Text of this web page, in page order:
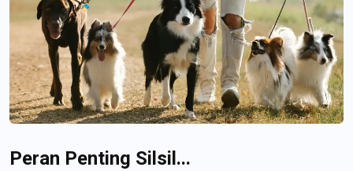
Peran Penting Silsil...